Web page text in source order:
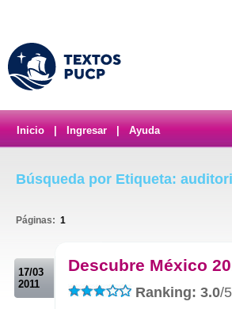
Inicio Ingresar Ayuda
Búsqueda por Etiqueta:
Páginas: 1
17/03
2011
Descubre México
Ranking: 3.0/